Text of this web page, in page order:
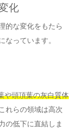
化
的な変化をもたら
なっています。
や頭頂葉の灰白質体
れらの領域は高次
の低下に直結しま